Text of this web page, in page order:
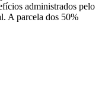
administrados pelo
A parcela dos 50%